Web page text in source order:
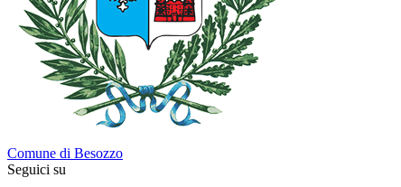
Comune di Besozzo
Seguici su